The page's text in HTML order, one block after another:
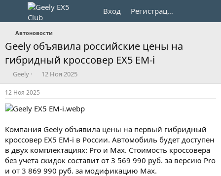
Вход Регистрация
Автоновости
Geely объявила российские цены на
гибридный кроссовер EX5 EM-i
А
в
т
о
р
е
ы
Geely
Д
а
а
н
ч
л
а
12 Ноя 2025
12 Ноя 2025
Компания Geely объявила цены на первый гибридный
кроссовер EX5 EM-i в России. Автомобиль будет доступен
в двух комплектациях: Pro и Max. Стоимость кроссовера
без учета скидок составит от 3 569 990 руб. за версию Pro
и от 3 869 990 руб. за модификацию Max.